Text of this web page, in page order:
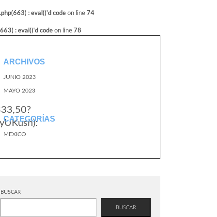
: eval()'d code on line 74
: eval()'d code on line 78
ARCHIVOS
JUNIO 2023
MAYO 2023
CATEGORÍAS
MEXICO
BUSCAR
BUSCAR